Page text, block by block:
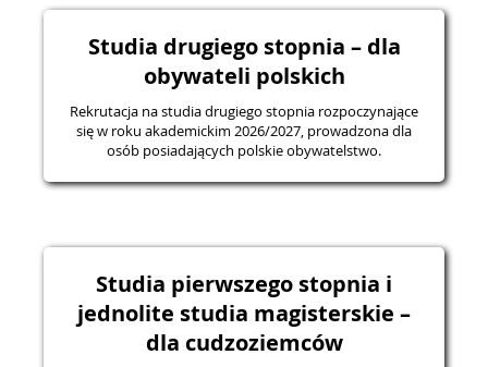
Studia drugiego stopnia – dla
obywateli polskich
Rekrutacja na studia drugiego stopnia rozpoczynające
się w roku akademickim 2026/2027, prowadzona dla
osób posiadających polskie obywatelstwo.
Studia pierwszego stopnia i
jednolite studia magisterskie –
dla cudzoziemców